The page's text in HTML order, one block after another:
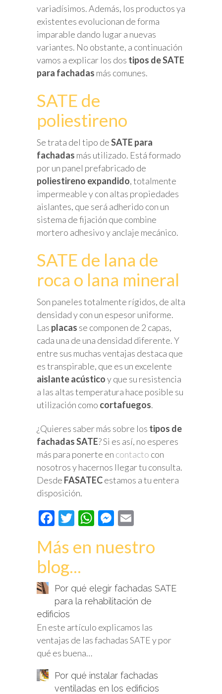
variadísimos. Además, los productos ya
existentes evolucionan de forma
imparable dando lugar a nuevas
variantes. No obstante, a continuación
vamos a explicar los dos tipos de SATE
para fachadas más comunes.
SATE de
poliestireno
Se trata del tipo deSATE para
fachadas más utilizado. Está formado
por un panel prefabricado de
poliestireno expandido, totalmente
impermeable y con altas propiedades
aislantes, que será adherido con un
sistema de fijación que combine
mortero adhesivo y anclaje mecánico.
SATE de lana de
roca o lana mineral
Son paneles totalmente rígidos, de alta
densidad y con un espesor uniforme.
Las placas se componen de 2 capas,
cada una de una densidad diferente. Y
entre sus muchas ventajas destaca que
es transpirable, que es un excelente
aislante acústicoy que su resistencia
a las altas temperatura hace posible su
utilización como cortafuegos.
¿Quieres saber más sobre los tipos de
fachadas SATE? Si es así, no esperes
más para ponerte en contacto con
nosotros y hacernos llegar tu consulta.
Desde FASATECestamos a tu entera
disposición.
Facebook
Twitter
WhatsApp
Messenger
Más en nuestro
blog...
Por qué elegir fachadas SATE
para la rehabilitación de
edificios
En este artículo explicamos las
ventajas de las fachadas SATE y por
qué es buena…
Por qué instalar fachadas
ventiladas en los edificios